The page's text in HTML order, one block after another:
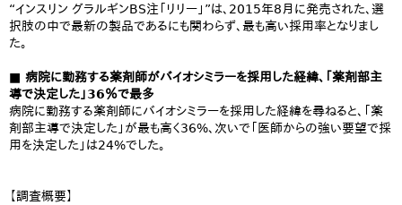
“インスリン グラルギンBS注「リリー」”は、2015年8月に発売された、選
択肢の中で最新の製品であるにも関わらず、最も高い採用率となりまし
た。
■ 病院に勤務する薬剤師がバイオシミラーを採用した経緯、「薬剤部主
導で決定した」36％で最多
病院に勤務する薬剤師にバイオシミラーを採用した経緯を尋ねると、「薬
剤部主導で決定した」が最も高く36%、次いで「医師からの強い要望で採
用を決定した」は24%でした。
【調査概要】